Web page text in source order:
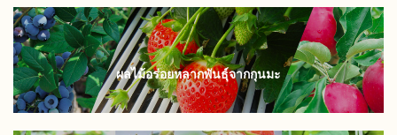
ผลไม้อร่อยหลากพันธุ์จากกุนมะ